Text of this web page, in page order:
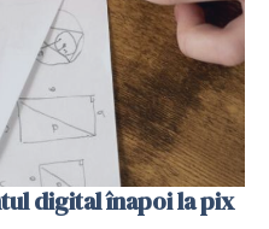
digital înapoi la pix